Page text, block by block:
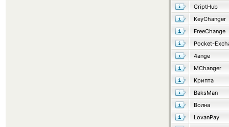
CriptHub
KeyChanger
FreeChange
Pocket-
4ange
MChanger
Крипта
BaksMan
Волна
LovanPay